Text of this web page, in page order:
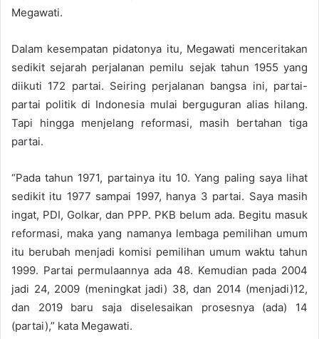
Megawati.
Dalam kesempatan pidatonya itu, Megawati menceritakan
sedikit sejarah perjalanan pemilu sejak tahun 1955 yang
diikuti 172 partai. Seiring perjalanan bangsa ini, partai-
partai politik di Indonesia mulai berguguran alias hilang.
Tapi hingga menjelang reformasi, masih bertahan tiga
partai.
“Pada tahun 1971, partainya itu 10. Yang paling saya lihat
sedikit itu 1977 sampai 1997, hanya 3 partai. Saya masih
ingat, PDI, Golkar, dan PPP. PKB belum ada. Begitu masuk
reformasi, maka yang namanya lembaga pemilihan umum
itu berubah menjadi komisi pemilihan umum waktu tahun
1999. Partai permulaannya ada 48. Kemudian pada 2004
jadi 24, 2009 (meningkat jadi) 38, dan 2014 (menjadi)12,
dan 2019 baru saja diselesaikan prosesnya (ada) 14
(partai),” kata Megawati.